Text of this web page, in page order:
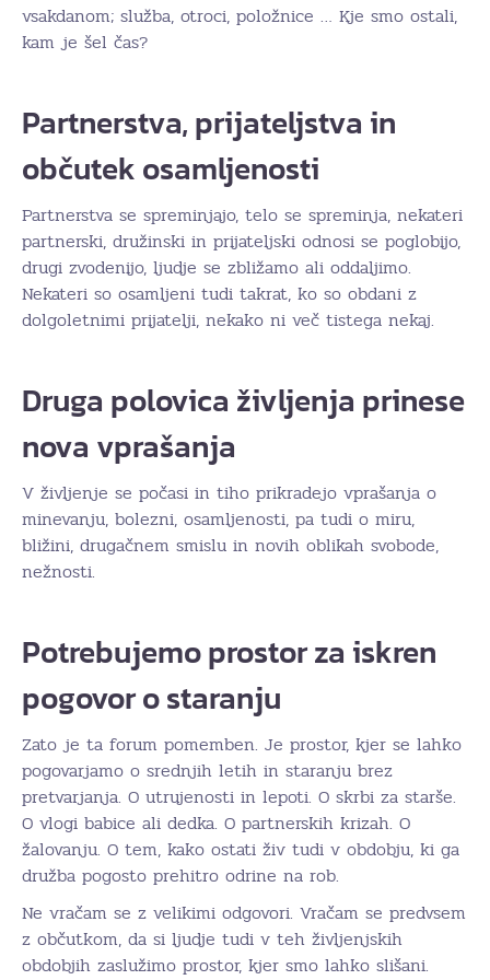
vsakdanom; služba, otroci, položnice … Kje smo ostali,
kam je šel čas?
Partnerstva, prijateljstva in
občutek osamljenosti
Partnerstva se spreminjajo, telo se spreminja, nekateri
partnerski, družinski in prijateljski odnosi se poglobijo,
drugi zvodenijo, ljudje se zbližamo ali oddaljimo.
Nekateri so osamljeni tudi takrat, ko so obdani z
dolgoletnimi prijatelji, nekako ni več tistega nekaj.
Druga polovica življenja prinese
nova vprašanja
V življenje se počasi in tiho prikradejo vprašanja o
minevanju, bolezni, osamljenosti, pa tudi o miru,
bližini, drugačnem smislu in novih oblikah svobode,
nežnosti.
Potrebujemo prostor za iskren
pogovor o staranju
Zato je ta forum pomemben. Je prostor, kjer se lahko
pogovarjamo o srednjih letih in staranju brez
pretvarjanja. O utrujenosti in lepoti. O skrbi za starše.
O vlogi babice ali dedka. O partnerskih krizah. O
žalovanju. O tem, kako ostati živ tudi v obdobju, ki ga
družba pogosto prehitro odrine na rob.
Ne vračam se z velikimi odgovori. Vračam se predvsem
z občutkom, da si ljudje tudi v teh življenjskih
obdobjih zaslužimo prostor, kjer smo lahko slišani.